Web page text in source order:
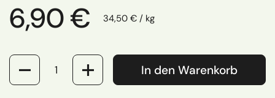
Regulärer Preis
6,90 € Stückpreis
34,50 € / kg
Anzahl
In den Warenkorb